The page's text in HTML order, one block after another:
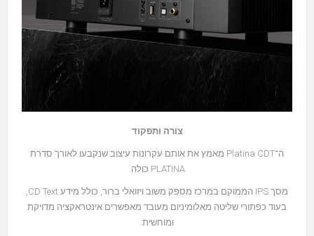
צורה ותפקוד
ה־Platina CDT מאמץ את אותם עקרונות עיצוב שנקבעו לאורך סדרת
PLATINA כולה.
מסך IPS הממוקם במרכז מספק משוב ויזואלי ברור, כולל מידע CD Text,
בעוד כפתורי שליטה מאלומיניום מעובד מאפשרים אינטראקציה מדויקת
ומוחשית.